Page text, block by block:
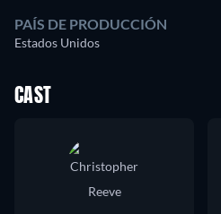
PAÍS DE PRODUCCIÓN
Estados Unidos
CAST